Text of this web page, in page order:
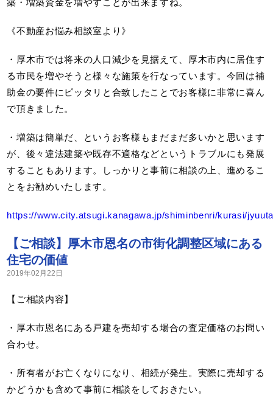
築・増築資金を増やすことが出来ますね。
《不動産お悩み相談室より》
・厚木市では将来の人口減少を見据えて、厚木市内に居住す
る市民を増やそうと様々な施策を行なっています。今回は補
助金の要件にピッタリと合致したことでお客様に非常に喜ん
で頂きました。
・増築は簡単だ、というお客様もまだまだ多いかと思います
が、後々違法建築や既存不適格などというトラブルにも発展
することもあります。しっかりと事前に相談の上、進めるこ
とをお勧めいたします。
https://www.city.atsugi.kanagawa.jp/shiminbenri/kurasi/
【ご相談】厚木市恩名の市街化調整区域にある
住宅の価値
2019年02月22日
【ご相談内容】
・厚木市恩名にある戸建を売却する場合の査定価格のお問い
合わせ。
・所有者がお亡くなりになり、相続が発生。実際に売却する
かどうかも含めて事前に相談をしておきたい。